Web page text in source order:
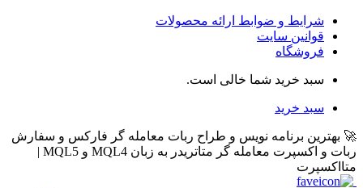
شرایط و ضوابط ارائه محصولات
قوانین سایت
فروشگاه
سبد خرید شما خالی است.
سبد خرید
🚀 بهترین برنامه نویس و طراح ربات معامله گر فارکس و سفارش
ربات و اکسپرت معامله گر متاتریدر به زبان MQL4 و MQL5 |
متااکسپرت